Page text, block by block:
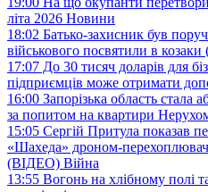
літа 2026 Новини
18:02 Батько-захисник був
військового посвятили в
17:07 До 30 тисяч доларів для
підприємців може отримати
16:00 Запорізька область стала
за попитом на квартири
15:05 Сергій Притула показав
«Шахеда» дроном-
(ВІДЕО) Війна
13:55 Вогонь на хлібному полі